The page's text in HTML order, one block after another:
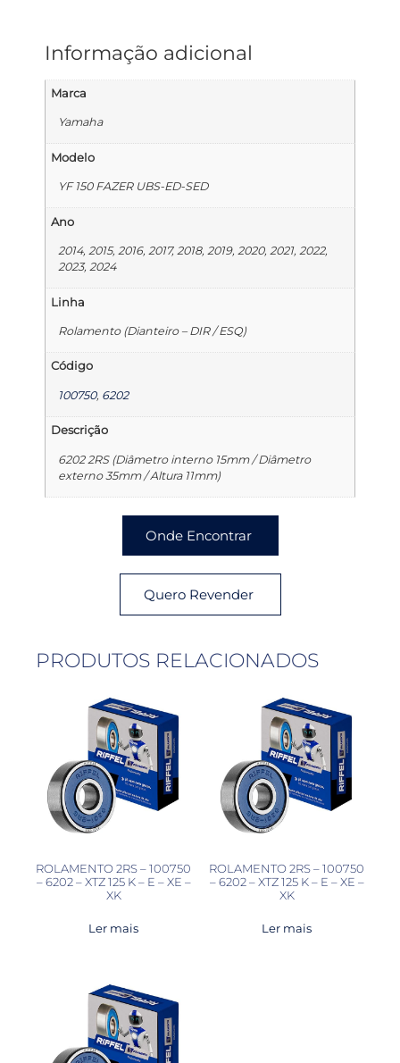
Informação adicional
Marca
Yamaha
Modelo
YF 150 FAZER UBS-ED-SED
Ano
2014, 2015, 2016, 2017, 2018, 2019, 2020, 2021, 2022,
2023, 2024
Linha
Rolamento (Dianteiro – DIR / ESQ)
Código
100750, 6202
Descrição
6202 2RS (Diâmetro interno 15mm / Diâmetro
externo 35mm / Altura 11mm)
Onde Encontrar
Quero Revender
PRODUTOS RELACIONADOS
ROLAMENTO 2RS – 100750
– 6202 – XTZ 125 K – E – XE –
XK
Ler mais
ROLAMENTO 2RS – 100750
– 6202 – XTZ 125 K – E – XE –
XK
Ler mais